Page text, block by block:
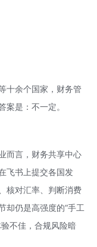
十余个国家，财务管
案是：不一定。
而言，财务共享中心
飞书上提交各国发
核对汇率、判断消费
却仍是高强度的“手工
不佳，合规风险暗